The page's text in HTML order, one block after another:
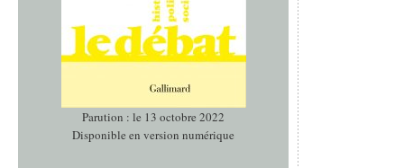
Parution : le 13 octobre 2022
Disponible en version numérique